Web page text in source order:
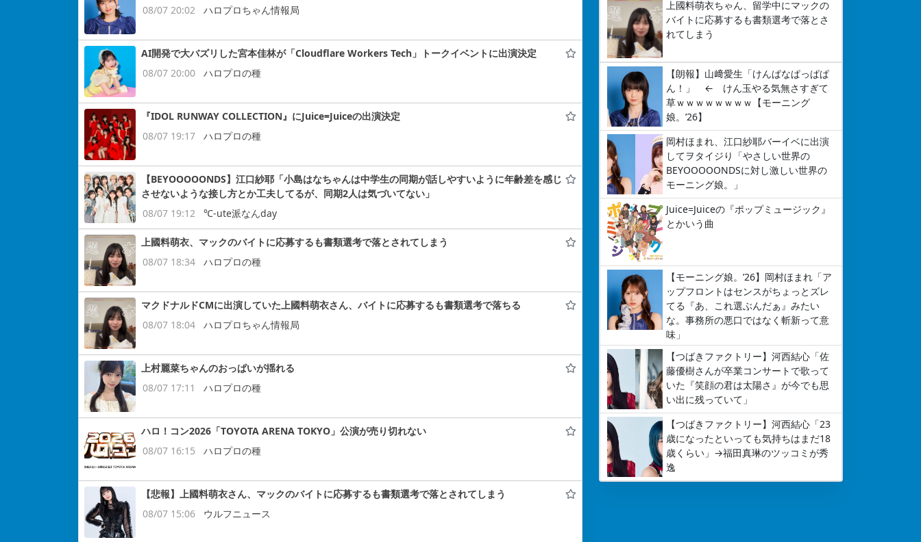
上國料萌衣ちゃん、留学中にマックの
バイトに応募するも書類選考で落とさ
れてしまう
【朗報】山﨑愛生「けんぱなぱっぱぱ
ん！」 ← けん玉やる気無さすぎて
草ｗｗｗｗｗｗｗｗ【モーニング
娘。’26】
岡村ほまれ、江口紗耶バーイベに出演
してヲタイジり「やさしい世界の
BEYOOOOONDSに対し激しい世界の
モーニング娘。」
Juice=Juiceの『ポップミュージック』
とかいう曲
【モーニング娘。’26】岡村ほまれ「ア
ップフロントはセンスがちょっとズレ
てる『あ、これ選ぶんだぁ』みたい
な。事務所の悪口ではなく斬新って意
味」
【つばきファクトリー】河西結心「佐
藤優樹さんが卒業コンサートで歌って
いた『笑顔の君は太陽さ』が今でも思
い出に残っていて」
【つばきファクトリー】河西結心「23
歳になったといっても気持ちはまだ18
歳くらい」→福田真琳のツッコミが秀
逸
08/07 20:02
ハロプロちゃん情報局
AI開発で大バズリした宮本佳林が「Cloudflare Workers Tech」トークイベントに出演決定
08/07 20:00
ハロプロの種
『IDOL RUNWAY COLLECTION』にJuice=Juiceの出演決定
08/07 19:17
ハロプロの種
【BEYOOOOONDS】江口紗耶「小島はなちゃんは中学生の同期が話しやすいように年齢差を感じ
させないような接し方とか工夫してるが、同期2人は気づいてない」
08/07 19:12
℃-ute派なんday
上國料萌衣、マックのバイトに応募するも書類選考で落とされてしまう
08/07 18:34
ハロプロの種
マクドナルドCMに出演していた上國料萌衣さん、バイトに応募するも書類選考で落ちる
08/07 18:04
ハロプロちゃん情報局
上村麗菜ちゃんのおっぱいが揺れる
08/07 17:11
ハロプロの種
ハロ！コン2026「TOYOTA ARENA TOKYO」公演が売り切れない
08/07 16:15
ハロプロの種
【悲報】上國料萌衣さん、マックのバイトに応募するも書類選考で落とされてしまう
08/07 15:06
ウルフニュース